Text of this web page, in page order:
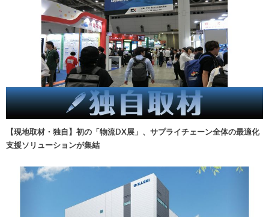
【現地取材・独自】初の「物流DX展」、サプライチェーン全体の最適化
支援ソリューションが集結